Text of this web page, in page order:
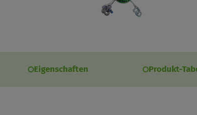
Eigenschaften Produkt-